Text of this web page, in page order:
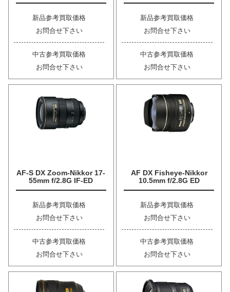
新品参考買取価格
お問合せ下さい
中古参考買取価格
お問合せ下さい
新品参考買取価格
お問合せ下さい
中古参考買取価格
お問合せ下さい
AF-S DX Zoom-Nikkor 17-
55mm f/2.8G IF-ED
新品参考買取価格
お問合せ下さい
中古参考買取価格
お問合せ下さい
AF DX Fisheye-Nikkor
10.5mm f/2.8G ED
新品参考買取価格
お問合せ下さい
中古参考買取価格
お問合せ下さい